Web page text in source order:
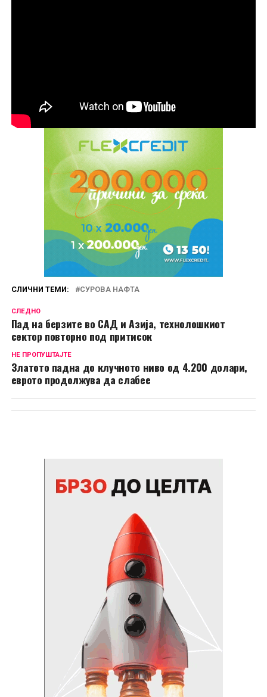
СЛИЧНИ ТЕМИ: СУРОВА НАФТА
СЛЕДНО
Пад на берзите во САД и Азија, технолошкиот
сектор повторно под притисок
НЕ ПРОПУШТАЈТЕ
Златото падна до клучното ниво од 4.200 долари,
еврото продолжува да слабее